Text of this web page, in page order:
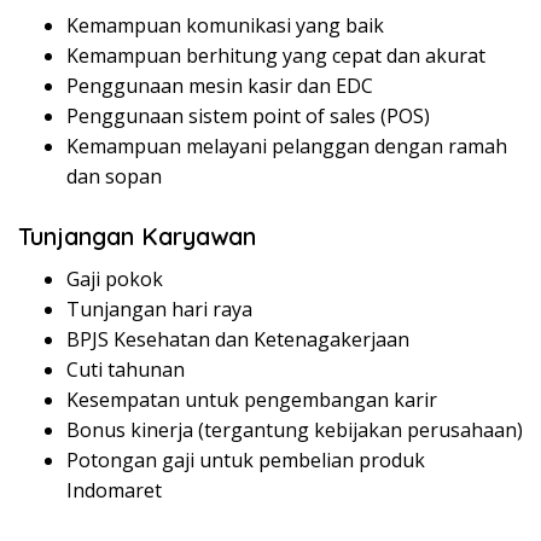
Kemampuan komunikasi yang baik
Kemampuan berhitung yang cepat dan akurat
Penggunaan mesin kasir dan EDC
Penggunaan sistem point of sales (POS)
Kemampuan melayani pelanggan dengan ramah
dan sopan
Tunjangan Karyawan
Gaji pokok
Tunjangan hari raya
BPJS Kesehatan dan Ketenagakerjaan
Cuti tahunan
Kesempatan untuk pengembangan karir
Bonus kinerja (tergantung kebijakan perusahaan)
Potongan gaji untuk pembelian produk
Indomaret